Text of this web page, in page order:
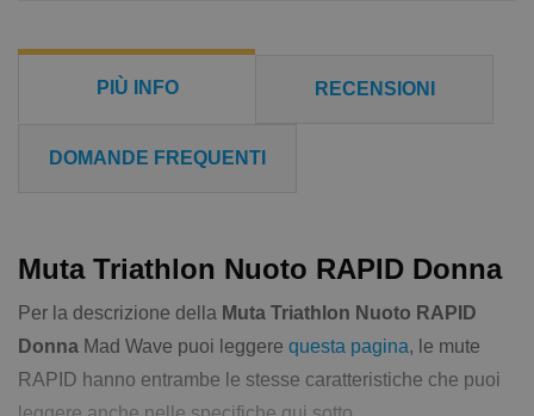
PIÙ INFO RECENSIONI
DOMANDE FREQUENTI
Muta Triathlon Nuoto RAPID Donna
Per la descrizione della Muta Triathlon Nuoto RAPID
Donna Mad Wave puoi leggere questa pagina, le mute
RAPID hanno entrambe le stesse caratteristiche che puoi